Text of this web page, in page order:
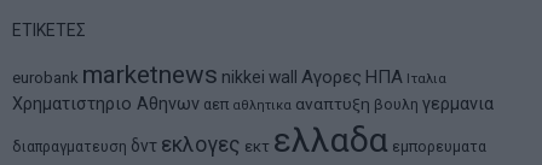
ΕΤΙΚΕΤΕΣ
eurobank marketnews nikkei wall Αγορες ΗΠΑ Ιταλια
Χρηματιστηριο Αθηνων αεπ αθλητικα αναπτυξη βουλη γερμανια
διαπραγματευση δντ εκλογες εκτ ελλαδα εμπορευματα